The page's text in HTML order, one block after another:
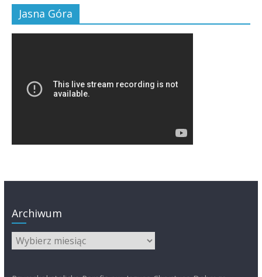
Jasna Góra
Archiwum
Archiwum